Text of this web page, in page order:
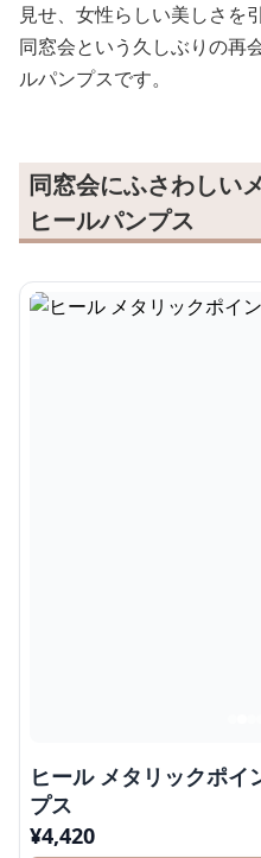
見せ、女性らしい美しさを
同窓会という久しぶりの再
ルパンプスです。
同窓会にふさわしい
ヒールパンプス
ヒール メタリックポイ
プス
¥4,420